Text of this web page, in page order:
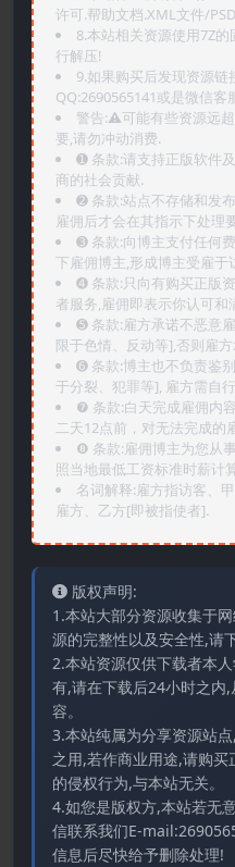
许可.帮助文档.XML文件/
8.本站相关资源使用7Z
行解压!
9.如果购买后发现资源链
QQ:2690565141或是微信客
警告:⚠️可能有些资源远
要,请勿冲动消费.
➊️ 条款:请支持正版软件
商的社会贡献.
➋️ 条款:站点不存储和发
雇佣后才会在其指示下处理
➌️ 条款:向博主支付任何
下雇佣博主,形成博主受雇于
➍️ 条款:只向有购买正版
者服务,雇佣即表示你认可和
➎ 条款:雇方承诺不恶意
限于色情、反动等],否则雇
➏️ 条款:博主也不负责鉴
于分裂、犯罪等], 雇方需自
❼ 条款:白天完成雇佣内
二天12点前，对无法完成的
❽ 条款:雇佣博主为您从
照当地最低工资标准时薪计
名词解释:雇方指访客、
雇方、乙方[即被指使者].
版权声明:
1.本站大部分资源收集于
源的完整性以及安全性,请
2.本站资源仅供下载者本
有,请在下载后24小时之内
容。
3.本站纯属为分享资源站
之用,若作商业用途,请购
的侵权行为,与本站无关。
4.如您是版权方,本站若无
信联系我们E-
信息后尽快给予删除处理!